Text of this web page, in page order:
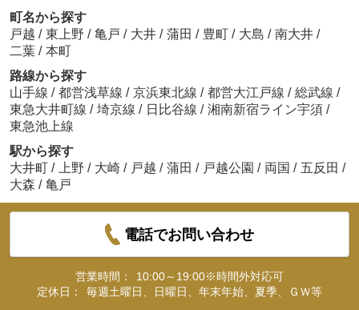
町名から探す
戸越 / 東上野 / 亀戸 / 大井 / 蒲田 / 豊町 / 大島 / 南大井 /
二葉 / 本町
路線から探す
山手線 / 都営浅草線 / 京浜東北線 / 都営大江戸線 / 総武線 /
東急大井町線 / 埼京線 / 日比谷線 / 湘南新宿ライン宇須 /
東急池上線
駅から探す
大井町 / 上野 / 大崎 / 戸越 / 蒲田 / 戸越公園 / 両国 / 五反田 /
大森 / 亀戸
電話でお問い合わせ
営業時間：
10:00～19:00※時間外対応可
定休日：
毎週土曜日、日曜日、年末年始、夏季、ＧＷ等